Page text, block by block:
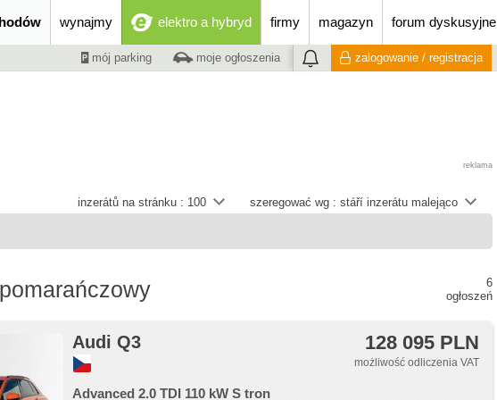
wynajmy elektro a hybryd firmy magazyn forum dyskusyjne
mój parking moje ogłoszenia zalogowanie / registracja
reklama
szeregować wg : stáří inzerátu malejąco
inzerátů na stránku : 100
6
ogłoszeń
Audi Q3 128 095 PLN
możliwość odliczenia VAT
Advanced 2.0 TDI 110 kW S tron